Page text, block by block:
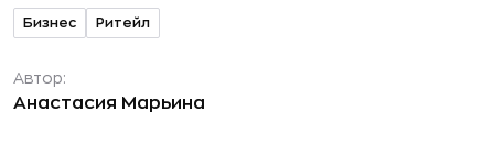
Бизнес Ритейл
Автор:
Анастасия Марьина